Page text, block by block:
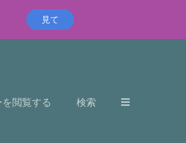
見て
閲覧する 検索